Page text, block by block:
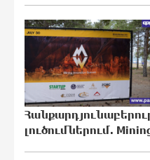
Արմեն
Հիմա.
Հարցնում
լուծումներում.